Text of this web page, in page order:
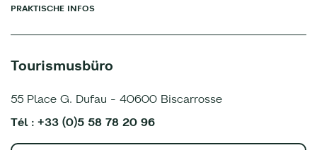
PRAKTISCHE INFOS
Tourismusbüro
55 Place G. Dufau - 40600 Biscarrosse
Tél : +33 (0)5 58 78 20 96